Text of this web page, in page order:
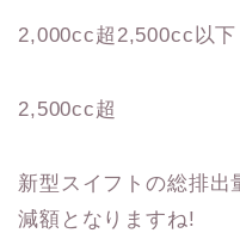
2,000cc超2,500cc
2,500cc超
新型スイフトの総排
減額となりますね!